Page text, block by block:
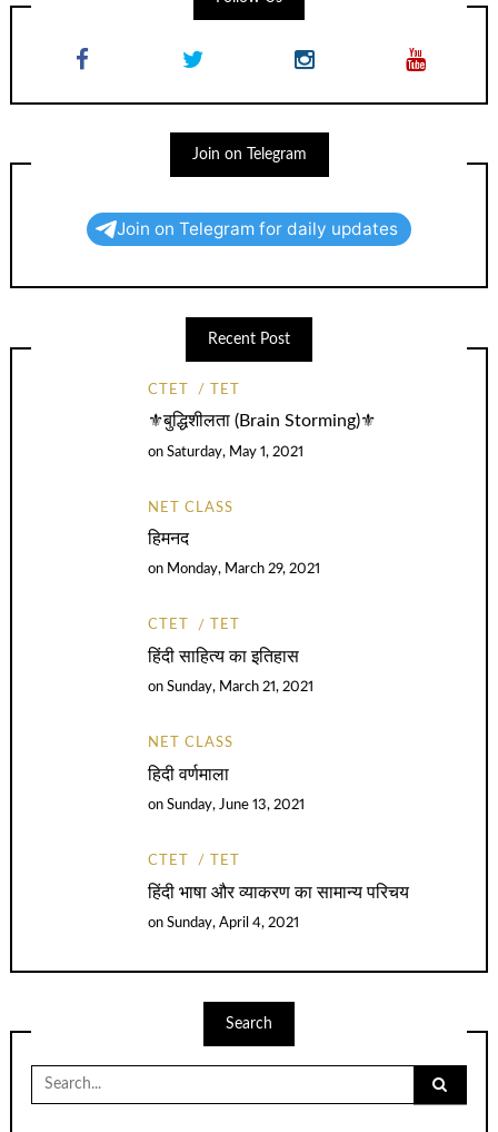
Join on Telegram
Join on Telegram for daily updates
Recent Post
CTET TET
⚜️बुद्धिशीलता (Brain Storming)⚜️
onSaturday, May 1, 2021
NET CLASS
हिमनद
on Monday, March 29, 2021
CTET TET
हिंदी साहित्य का इतिहास
onSunday, March 21, 2021
NET CLASS
हिदी वर्णमाला
onSunday, June 13, 2021
CTET TET
हिंदी भाषा और व्याकरण का सामान्य परिचय
onSunday, April 4, 2021
Search
Search
for: